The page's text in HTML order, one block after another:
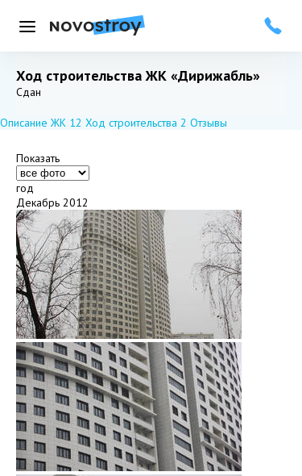
Меню
Ход строительства ЖК «Дирижабль»
Добавить в избранное
Подписаться
Сдан
Описание ЖК 12 Ход строительства 2 Отзывы
Показать
год
Декабрь 2012